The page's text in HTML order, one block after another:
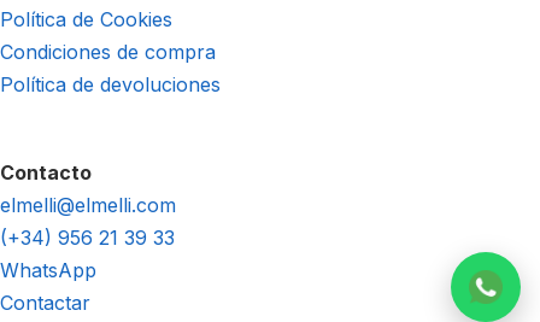
Política de Cookies
Condiciones de compra
Política de devoluciones
Contacto
elmelli@elmelli.com
(+34) 956 21 39 33
WhatsApp
Contactar